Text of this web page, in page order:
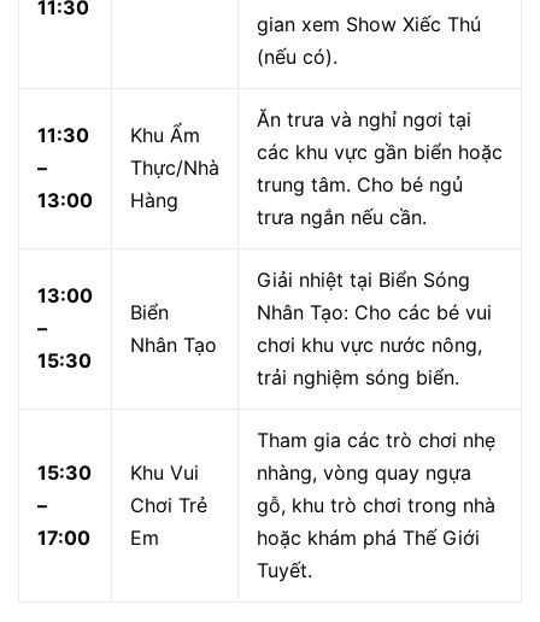
Lịch trình gợi ý cho một
ngày “phá đảo” Đại Nam
Do diện tích rộng lớn, việc lên lịch trình là chìa khóa để
chuyến đi không bị mệt mỏi và bỏ lỡ bất cứ điều gì.
Hãy chọn lịch trình phù hợp với sở thích của nhóm bạn
Hành trình 1: Khám phá Đại Nam
cùng gia đình có trẻ nhỏ
Lịch trình ưu tiên trải nghiệm nhẹ nhàng, khám phá và
giải nhiệt. Đảm bảo các bé không bị quá sức.